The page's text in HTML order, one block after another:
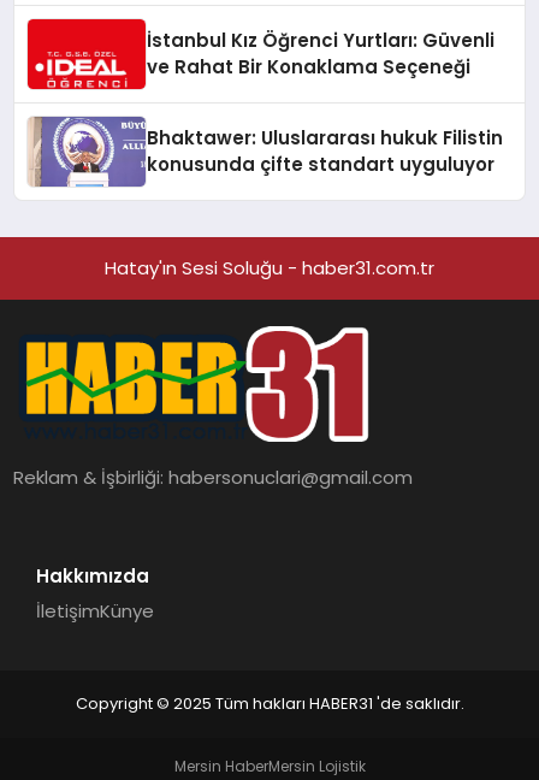
İstanbul Kız Öğrenci Yurtları: Güvenli
ve Rahat Bir Konaklama Seçeneği
Bhaktawer: Uluslararası hukuk Filistin
konusunda çifte standart uyguluyor
Hatay'ın Sesi Soluğu - haber31.com.tr
Reklam & İşbirliği:habersonuclari@gmail.com
Hakkımızda
İletişimKünye
Copyright © 2025 Tüm hakları HABER31 'de saklıdır.
Mersin HaberMersin Lojistik